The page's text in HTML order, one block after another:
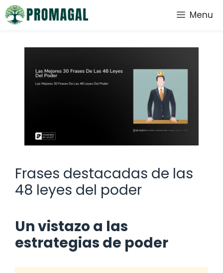
Saltar
al
Menu
Frases destacadas de las
48 leyes del poder
Un vistazo a las
estrategias de poder